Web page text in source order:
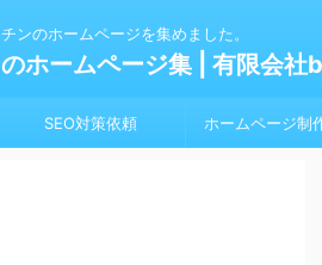
ンのホームページを集めました。
ホームページ集 | 有限会社
SEO対策依頼 ホームページ制